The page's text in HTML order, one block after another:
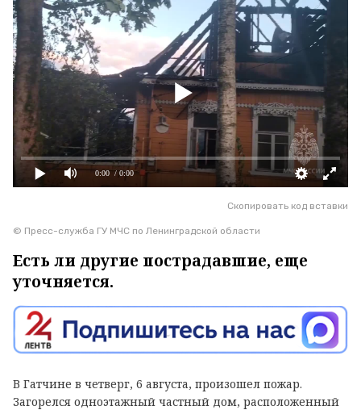
0:00 / 0:00
Скопировать код вставки
© Пресс-служба ГУ МЧС по Ленинградской области
Есть ли другие пострадавшие, еще
уточняется.
В Гатчине в четверг, 6 августа, произошел пожар.
Загорелся одноэтажный частный дом, расположенный